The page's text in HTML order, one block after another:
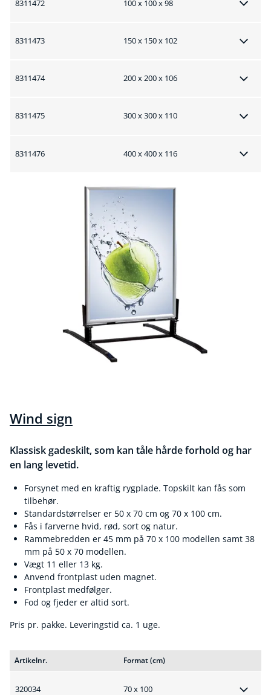
8311472 100 x 100 x 98
8311473 150 x 150 x 102
8311474 200 x 200 x 106
8311475 300 x 300 x 110
8311476 400 x 400 x 116
Wind sign
Klassisk gadeskilt, som kan tåle hårde forhold og har
en lang levetid.
Forsynet med en kraftig rygplade. Topskilt kan fås som
tilbehør.
Standardstørrelser er 50 x 70 cm og 70 x 100 cm.
Fås i farverne hvid, rød, sort og natur.
Rammebredden er 45 mm på 70 x 100 modellen samt 38
mm på 50 x 70 modellen.
Vægt 11 eller 13 kg.
Anvend frontplast uden magnet.
Frontplast medfølger.
Fod og fjeder er altid sort.
Pris pr. pakke. Leveringstid ca. 1 uge.
Artikelnr. Format (cm)
320034 70 x 100